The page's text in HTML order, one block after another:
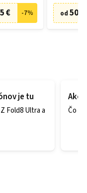
€ -7% od
je tu
Fold8 Ultra a
Ako
Čo